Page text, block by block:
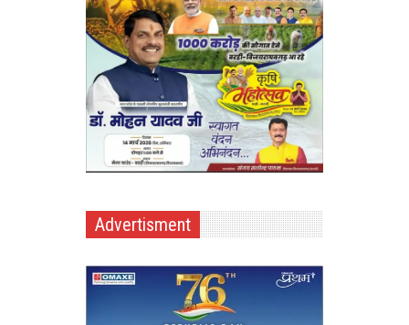
Advertisment